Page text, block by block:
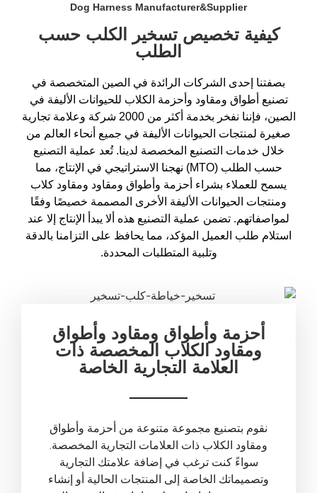
Dog Harness Manufacturer&Supplier
كيفية تخصيص تسخير الكلب حسب
الطلب
بصفتنا إحدى الشركات الرائدة في الصين المتخصصة في
تصنيع أطواق ومقاود وأحزمة الكلاب للحيوانات الأليفة في
الصين، فإننا نفخر بخدمة أكثر من 2000 شركة وعلامة تجارية
صغيرة لمنتجات الحيوانات الأليفة في جميع أنحاء العالم من
خلال خدمات التصنيع المخصصة لدينا. تُعد عملية التصنيع
حسب الطلب (MTO) نهجنا الاستراتيجي في الإنتاج، مما
يسمح للعملاء بشراء أحزمة وأطواق ومقاود ومقاود كلاب
ومنتجات الحيوانات الأليفة الأخرى المصممة خصيصًا وفقًا
لمواصفاتهم. تضمن عملية التصنيع هذه ألا يبدأ الإنتاج إلا عند
استلام طلب العميل المؤكد، مما يحافظ على التزامنا بالدقة
وتلبية المتطلبات المحددة.
أحزمة وأطواق ومقاود وأطواق
ومقاود الكلاب المخصصة ذات
العلامة التجارية الخاصة
نقوم بتصنيع مجموعة متنوعة من أحزمة وأطواق
ومقاود الكلاب ذات العلامات التجارية المخصصة.
سواءً كنت ترغب في إضافة علامتك التجارية
وتصميماتك الخاصة إلى المنتجات الحالية أو إنشاء